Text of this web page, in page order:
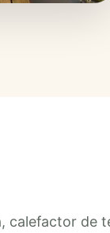
calefactor de